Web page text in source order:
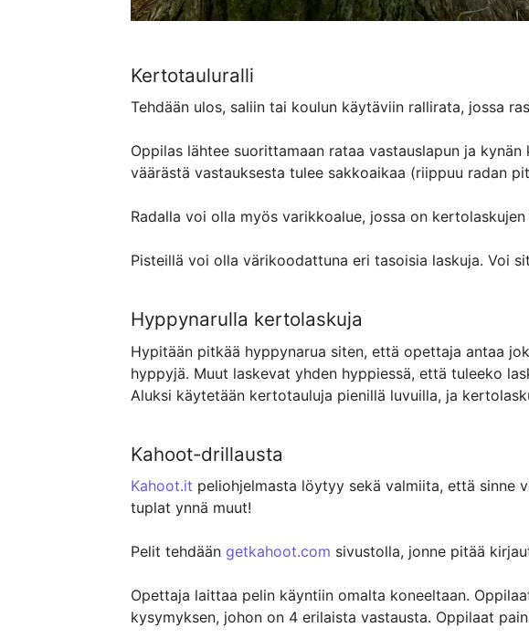
Kertotauluralli
Tehdään ulos, saliin tai koulun käytäviin rallirata, jossa
Oppilas lähtee suorittamaan rataa vastauslapun ja
väärästä vastauksesta tulee sakkoaikaa (riippuu radan
Radalla voi olla myös varikkoalue, jossa on
Pisteillä voi olla värikoodattuna eri tasoisia laskuja. Voi
Hyppynarulla kertolaskuja
Hypitään pitkää hyppynarua siten, että opettaja antaa
hyppyjä. Muut laskevat yhden hyppiessä, että tuleeko
Aluksi käytetään kertotauluja pienillä luvuilla, ja
Kahoot-drillausta
Kahoot.it peliohjelmasta löytyy sekä valmiita, että sinne
tuplat ynnä muut!
Pelit tehdään getkahoot.com sivustolla, jonne pitää
Opettaja laittaa pelin käyntiin omalta koneeltaan.
kysymyksen, johon on 4 erilaista vastausta. Oppilaat